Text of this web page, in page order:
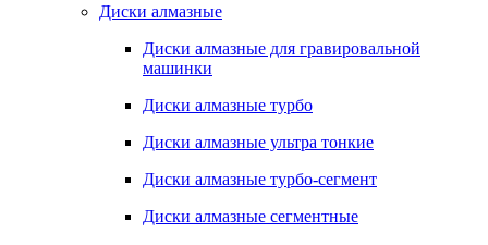
Диски алмазные
Диски алмазные для гравировальной
машинки
Диски алмазные турбо
Диски алмазные ультра тонкие
Диски алмазные турбо-сегмент
Диски алмазные сегментные